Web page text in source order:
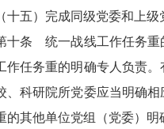
）完成同级党委和上级
统一战线工作任务重的
作任务重的明确专人负责
、科研院所党委应当明确
的其他单位党组（党委）明